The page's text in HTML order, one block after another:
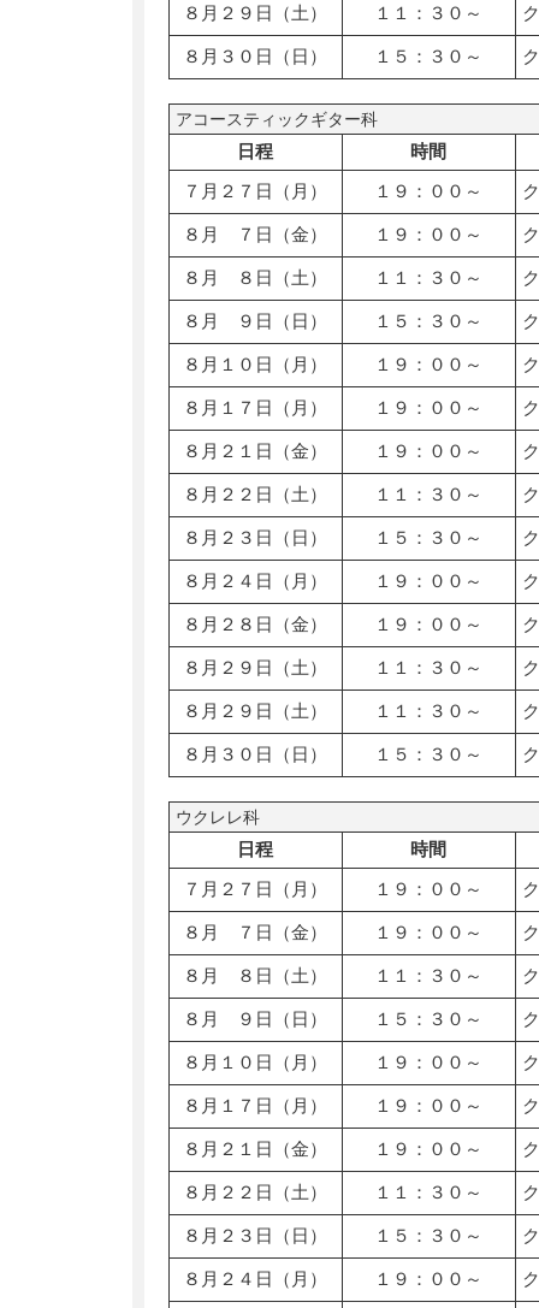
８月２９日（土） １１：３０～
８月３０日（日） １５：３０～
アコースティックギター科
日程
時間
７月２７日（月）
１９：００～
８月 ７日（金） １９：００～
８月 ８日（土） １１：３０～
８月 ９日（日） １５：３０～
８月１０日（月） １９：００～
８月１７日（月） １９：００～
８月２１日（金） １９：００～
８月２２日（土） １１：３０～
８月２３日（日） １５：３０～
８月２４日（月） １９：００～
８月２８日（金） １９：００～
８月２９日（土） １１：３０～
８月２９日（土） １１：３０～
８月３０日（日） １５：３０～
ウクレレ科
日程
時間
７月２７日（月）
１９：００～
８月 ７日（金） １９：００～
８月 ８日（土） １１：３０～
８月 ９日（日） １５：３０～
８月１０日（月） １９：００～
８月１７日（月） １９：００～
８月２１日（金） １９：００～
８月２２日（土） １１：３０～
８月２３日（日） １５：３０～
８月２４日（月） １９：００～